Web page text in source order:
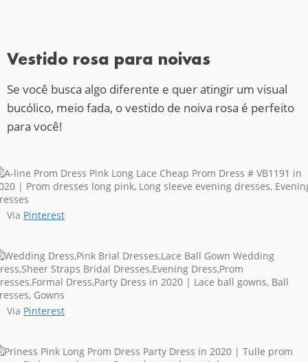
Vestido rosa para noivas
Se você busca algo diferente e quer atingir um visual
bucólico, meio fada, o vestido de noiva rosa é perfeito
para você!
Via Pinterest
Via Pinterest